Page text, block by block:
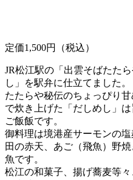
定価1,500円（税込）
JR松江駅の「出雲そばたた
し」を駅弁に仕立てました。
たたらや秘伝のちょっぴり
で炊き上げた「だしめし」
ご飯飯です。
御料理は境港産サーモンの
田の赤天、あご（飛魚）野
魚です。
松江の和菓子、揚げ蕎麦等